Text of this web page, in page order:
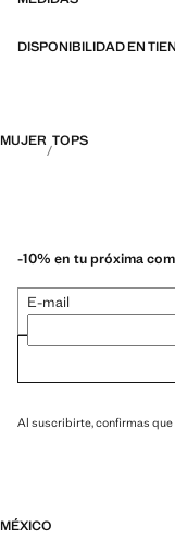
DISPONIBILIDAD EN
MUJER TOPS
-10% en tu próxima
E-mail
Al suscribirte, confirmas que
MÉXICO